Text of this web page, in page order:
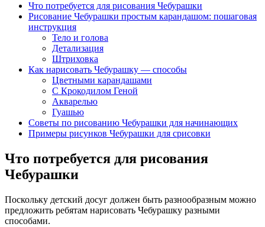
Что потребуется для рисования Чебурашки
Рисование Чебурашки простым карандашом: пошаговая
инструкция
Тело и голова
Детализация
Штриховка
Как нарисовать Чебурашку — способы
Цветными карандашами
С Крокодилом Геной
Акварелью
Гуашью
Советы по рисованию Чебурашки для начинающих
Примеры рисунков Чебурашки для срисовки
Что потребуется для рисования
Чебурашки
Поскольку детский досуг должен быть разнообразным можно
предложить ребятам нарисовать Чебурашку разными
способами.